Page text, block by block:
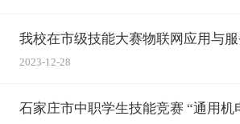
2023-12-28